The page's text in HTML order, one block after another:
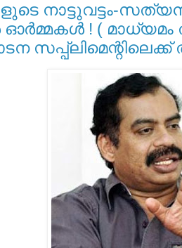
നാട്ടുവട്ടം-സത്യന്‍
! (